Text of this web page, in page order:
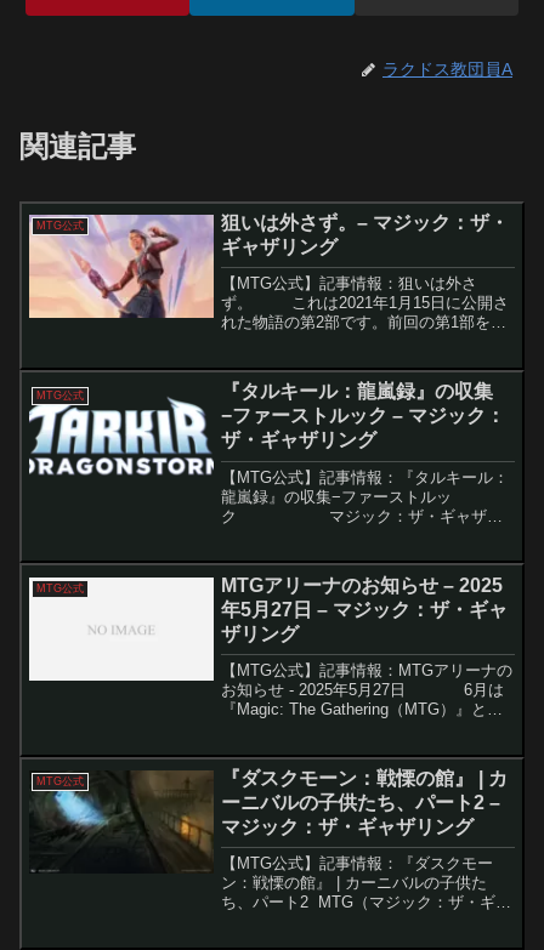
ラクドス教団員A
関連記事
MTG公式
狙いは外さず。– マジック：ザ・
ギャザリング
【MTG公式】記事情報：狙いは外さ
ず。 これは2021年1月15日に公開さ
れた物語の第2部です。前回の第1部を読
リスがたどり着いたのは、戦乙女たちの
楽園「...
MTG公式
『タルキール：龍嵐録』の収集
−ファーストルック – マジック：
ザ・ギャザリング
【MTG公式】記事情報：『タルキール：
龍嵐録』の収集−ファーストルッ
ク マジック：ザ・ギャザリ
龍嵐がタルキール次元を脅かします。
プ...
MTG公式
MTGアリーナのお知らせ – 2025
年5月27日 – マジック：ザ・ギャ
ザリング
【MTG公式】記事情報：MTGアリーナの
お知らせ - 2025年5月27日 6月は
『Magic: The Gathering（MTG）』と
Are...
MTG公式
『ダスクモーン：戦慄の館』 | カ
ーニバルの子供たち、パート2 –
マジック：ザ・ギャザリング
【MTG公式】記事情報：『ダスクモー
ン：戦慄の館』 | カーニバルの子供た
ち、パート2 MTG（マジック：ザ・ギャ